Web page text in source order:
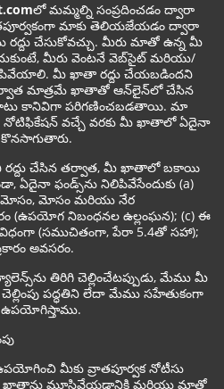
లో మమ్మల్ని సంప్రదించడం ద్వారా
మాకు తెలియజేయడం ద్వారా
చేసుకోవచ్చు. మీరు మాతో ఉన్న మీ
మీరు వెంటనే వెబ్‌సైట్ మరియు/
మీ ఖాతా రద్దు చేయబడిందని
మాత్రమే ఖాతాతో ఆన్‌లైన్‌లో చేసిన
కానివిగా పరిగణించబడతాయి. మా
నోటిఫికేషన్ వచ్చే వరకు మీ ఖాతాలో ఏదైనా
రద్దు చేసిన తర్వాత, మీ ఖాతాలో బకాయి
ఏదైనా ఫండ్స్‌ను నిలిపివేసేందుకు (a)
మోసం, మోసం మరియు నేర
(ఉపయోగ నిబంధనల ఉల్లంఘన); (c) ఈ
(సముచితంగా, పేరా 5.4తో సహా);
అవసరం.
తిరిగి చెల్లించేటప్పుడు, మేము మీ
పద్ధతిని లేదా మేము సహేతుకంగా
ఉపయోగిస్తాము.
మీకు వ్రాతపూర్వక నోటీసు
ఖాతాను మూసివేయడానికి మరియు మాతో